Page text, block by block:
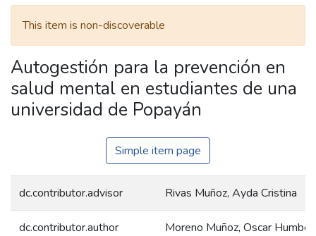
Statistics
This item is non-discoverable
Autogestión para la prevención en
salud mental en estudiantes de una
universidad de Popayán
Simple item page
dc.contributor.advisor Rivas Muñoz, Ayda Cristina
dc.contributor.author Moreno Muñoz, Oscar